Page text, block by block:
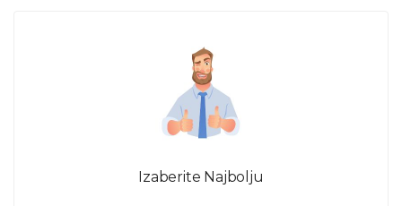
Izaberite Najbolju